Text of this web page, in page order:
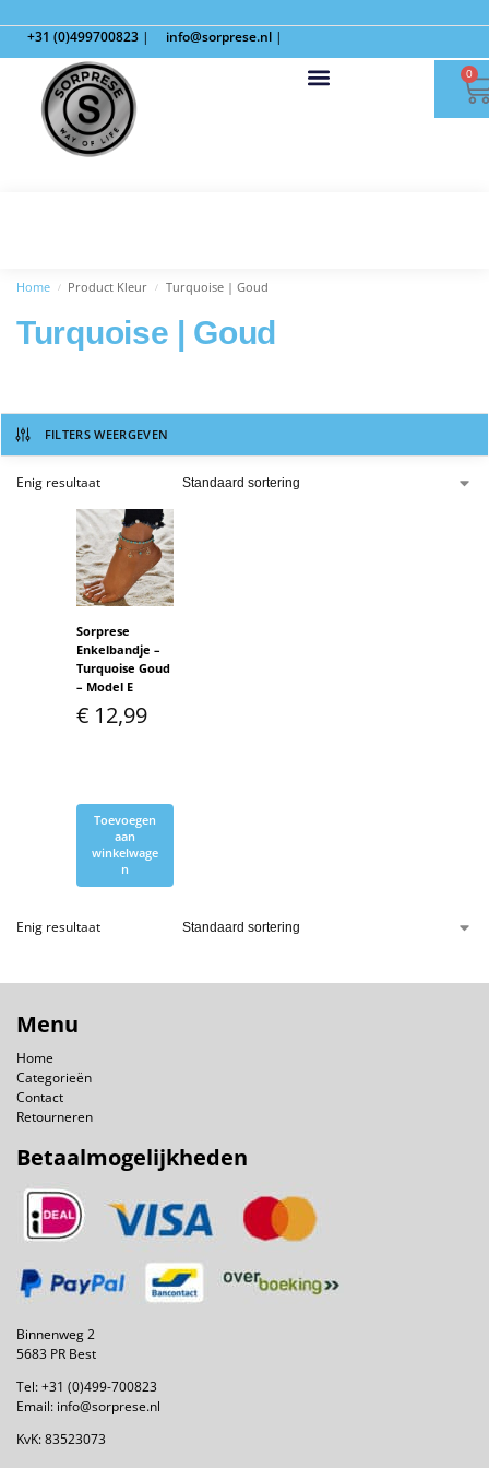
+31 (0)499700823 | info@sorprese.nl |
0
Home / Product Kleur / Turquoise | Goud
Turquoise | Goud
FILTERS WEERGEVEN
Enig resultaat
Sorprese
Enkelbandje –
Turquoise Goud
– Model E
€ 12,99
Toevoegen
aan
winkelwage
n
Enig resultaat
Menu
Home
Categorieën
Contact
Retourneren
Betaalmogelijkheden
Binnenweg 2
5683 PR Best
Tel:+31 (0)499-700823
Email: info@sorprese.nl
KvK: 83523073